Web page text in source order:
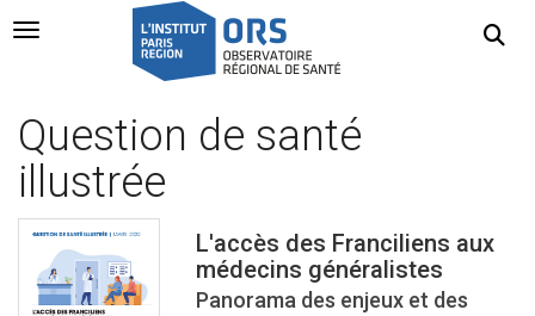
Navigation Toggle
Question de santé
illustrée
L'accès des Franciliens aux
médecins généralistes
Panorama des enjeux et des